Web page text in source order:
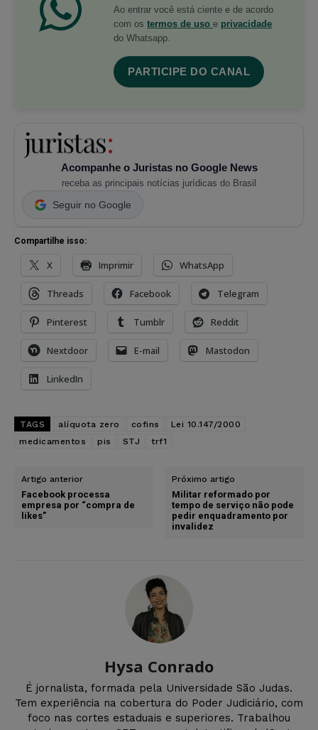
Ao entrar você está ciente e de acordo
com os termos de uso e privacidade
do Whatsapp.
PARTICIPE DO CANAL
Acompanhe o Juristas no Google News
receba as principais notícias jurídicas do Brasil
Seguir no Google
Compartilhe isso:
X Imprimir WhatsApp
Threads Facebook Telegram
Pinterest Tumblr Reddit
Nextdoor E-mail Mastodon
LinkedIn
TAGS alíquota zero cofins
Lei 10.147/2000
medicamentos
pis STJ trf1
Artigo anterior
Facebook processa
empresa por “compra de
likes”
Próximo artigo
Militar reformado por
tempo de serviço não pode
pedir enquadramento por
invalidez
Hysa Conrado
É jornalista, formada pela Universidade São Judas.
Tem experiência na cobertura do Poder Judiciário, com
foco nas cortes estaduais e superiores. Trabalhou